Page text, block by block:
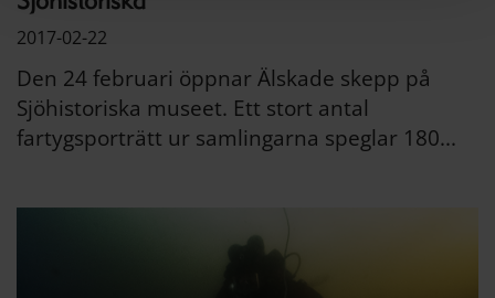
2017-02-22
Den 24 februari öppnar Älskade skepp på
Sjöhistoriska museet. Ett stort antal
fartygsporträtt ur samlingarna speglar 180...